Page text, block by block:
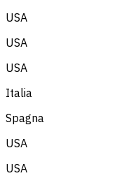
USA
USA
USA
Italia
Spagna
USA
USA